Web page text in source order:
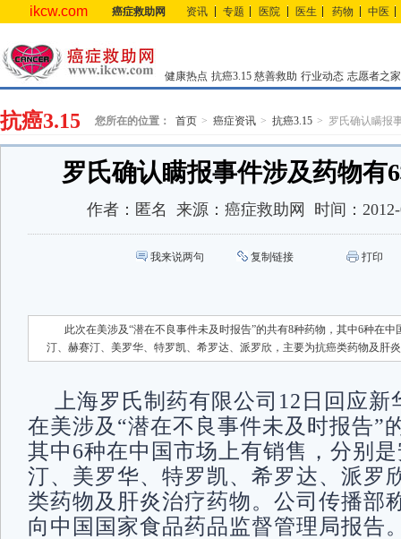
ikcw.com 癌症救助网 资讯 专题 医院 医生 药物 中医
健康热点 抗癌3.15 慈善救助 行业动态 志愿者之家
抗癌3.15 您所在的位置： 首页 癌症资讯 抗癌3.15 罗氏确认瞒报
罗氏确认瞒报事件涉及药物有
作者： 匿名 来源： 癌症救助网 时间：
我来说两句 复制链接 打印
此次在美涉及“潜在不良事件未及时报告”的共有8种药物，其中6种在
汀、赫赛汀、美罗华、特罗凯、希罗达、派罗欣，主要为抗癌类药物及肝
上海罗氏制药有限公司12日回应
在美涉及“潜在不良事件未及时报告”
其中6种在中国市场上有销售，分别
汀、美罗华、特罗凯、希罗达、派罗
类药物及肝炎治疗药物。公司传播部
向中国国家食品药品监督管理局报告